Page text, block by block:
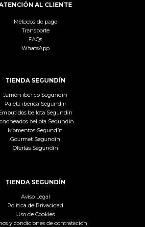
AL CLIENTE
Métodos de pago
Transporte
FAQs
WhatsApp
TIENDA SEGUNDÍN
Jamón ibérico Segundín
Paleta ibérica Segundín
bellota Segundín
bellota Segundín
Momentos Segundín
Gourmet Segundín
Ofertas Segundín
TIENDA SEGUNDÍN
Aviso Legal
Política de Privacidad
Uso de Cookies
y condiciones de contratación